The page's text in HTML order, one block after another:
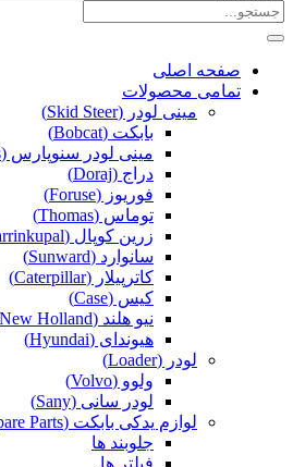
صفحه اصلی
تمامی محصولات
مینی لودر (Skid Steer)
بابکت (Bobcat)
مینی لودر سنوپارس (Snowpars)
دراج (Doraj)
فوریوز (Foruse)
توماس (Thomas)
زرین کوپال (Zarrinkupal)
سانوارد (Sunward)
کاترپیلار (Caterpillar)
کیس (Case)
نیو هلند (New Holland)
هیوندای (Hyundai)
لودر (Loader)
ولوو (Volvo)
لودر سانی (Sany)
لوازم یدکی بابکت (Bobcat Spare Parts)
جلوبند ها
فیلتر ها